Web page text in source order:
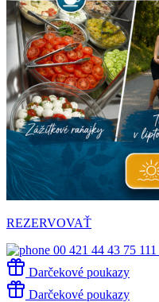
REZERVOVAŤ
00 421 44 43 75 111
Darčekové poukazy
Darčekové poukazy